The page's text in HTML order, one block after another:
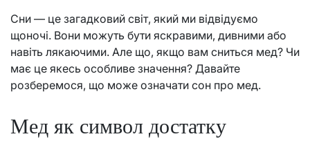
Сни — це загадковий світ, який ми відвідуємо
щоночі. Вони можуть бути яскравими, дивними або
навіть лякаючими. Але що, якщо вам сниться мед? Чи
має це якесь особливе значення? Давайте
розберемося, що може означати сон про мед.
Мед як символ достатку